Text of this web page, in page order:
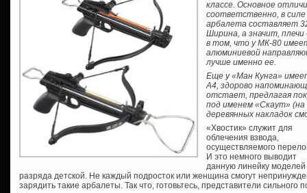
классе. Основное
соответственно, в
арбалета составляет
Ширина, а значит,
в том, что у МК-80
алюминиевой
лучше именно ее.
Еще у «Ман Кунга»
А4, здорово
отстает, предлагая
под именем «Скаут»
деревянных накладок
«Хвостик» служит для
облечения взвода,
осуществляемого
И это немного выводит
данную линейку моделей
разряда детской. Не каждый подросток или женщина смогут
зарядить такие арбалеты. Так что, готовьтесь, представители сильного